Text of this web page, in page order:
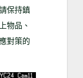
保持鎮
物品、
對策的